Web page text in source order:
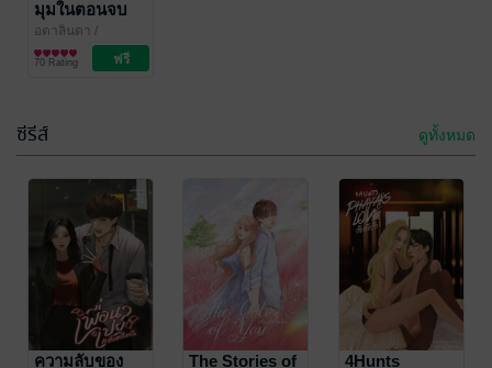
มุมในตอนจบ
#คิณณ์เค้ก
อดาลินดา /
SunnyHunny
นิยายโรมานซ์
70 Rating
ซีรีส์ ดูทั้งหมด
ความลับของ The Stories of 4Hunts